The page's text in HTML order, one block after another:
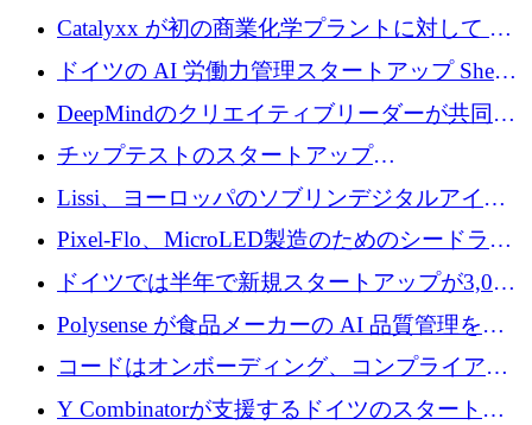
が過去2番目に高い水準に到達
Catalyxx が初の商業化学プラントに対して EU
から 2,000 万ユーロ以上の支援を獲得
ドイツの AI 労働力管理スタートアップ Sherpa
がプレシードで 220 万ドルを調達
DeepMindのクリエイティブリーダーが共同設
立したAIライティングのスタートアップが
1,300万ドルのシード投資を調達
チップテストのスタートアップ
QuantumDiamondsが株式資金で1,500万ユーロ
を調達
Lissi、ヨーロッパのソブリンデジタルアイデ
ンティティの未来を推進するために350万ユー
ロを調達
Pixel-Flo、MicroLED製造のためのシードラウ
ンドで525万ポンドを獲得
ドイツでは半年で新規スタートアップが3,000
社という記録を目の当たりにし、涙を流すハ
ンブルク
Polysense が食品メーカーの AI 品質管理を拡
張するために 1,070 万ドルを調達
コードはオンボーディング、コンプライアン
ス、支払いを統合するために 640 万ポンドを
Y Combinatorが支援するドイツのスタートア